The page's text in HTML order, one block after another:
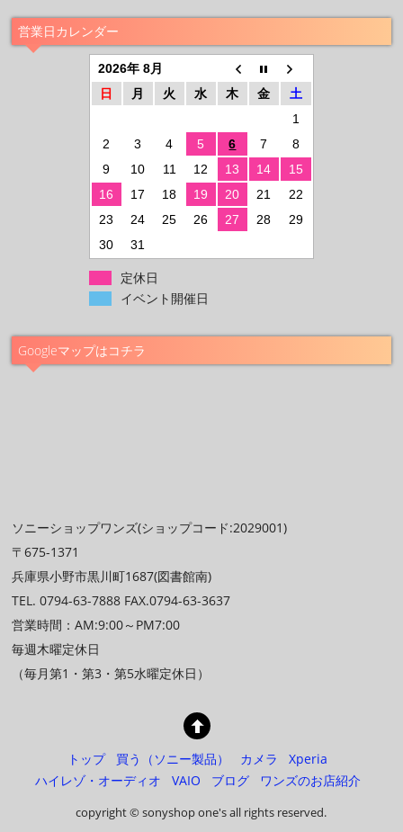
営業日カレンダー
2026年 8月
日
月 火 水 木 金
土
1
2
3 4 5 6 7
8
9
10 11 12 13 14
15
16
17 18 19 20 21
22
23
24 25 26 27 28
29
30
31
定休日
イベント開催日
Googleマップはコチラ
ソニーショップワンズ(ショップコード:2029001)
〒675-1371
兵庫県小野市黒川町1687(図書館南)
TEL. 0794-63-7888 FAX.0794-63-3637
営業時間：AM:9:00～PM7:00
毎週木曜定休日
（毎月第1・第3・第5水曜定休日）
トップ 買う（ソニー製品） カメラ
Xperia
ハイレゾ・オーディオ
VAIO ブログ ワンズのお店紹介
copyright © sonyshop one's all rights reserved.